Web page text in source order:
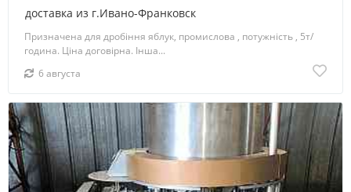
доставка из г.Ивано-Франковск
Призначена для дробіння яблук, промислова , потужність , 5т/
година. Ціна договірна. Інша...
6 августа